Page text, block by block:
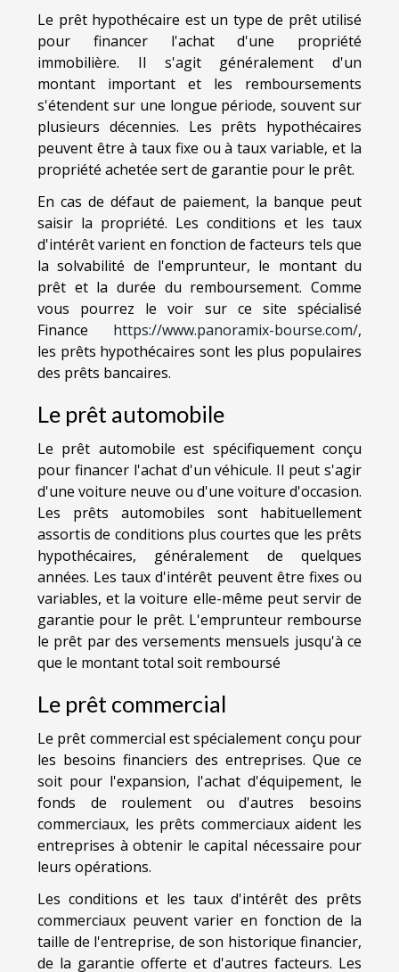
Le prêt hypothécaire est un type de prêt utilisé
pour financer l'achat d'une propriété
immobilière. Il s'agit généralement d'un
montant important et les remboursements
s'étendent sur une longue période, souvent sur
plusieurs décennies. Les prêts hypothécaires
peuvent être à taux fixe ou à taux variable, et la
propriété achetée sert de garantie pour le prêt.
En cas de défaut de paiement, la banque peut
saisir la propriété. Les conditions et les taux
d'intérêt varient en fonction de facteurs tels que
la solvabilité de l'emprunteur, le montant du
prêt et la durée du remboursement. Comme
vous pourrez le voir sur ce site spécialisé
Finance https://www.panoramix-bourse.com/,
les prêts hypothécaires sont les plus populaires
des prêts bancaires.
Le prêt automobile
Le prêt automobile est spécifiquement conçu
pour financer l'achat d'un véhicule. Il peut s'agir
d'une voiture neuve ou d'une voiture d'occasion.
Les prêts automobiles sont habituellement
assortis de conditions plus courtes que les prêts
hypothécaires, généralement de quelques
années. Les taux d'intérêt peuvent être fixes ou
variables, et la voiture elle-même peut servir de
garantie pour le prêt. L'emprunteur rembourse
le prêt par des versements mensuels jusqu'à ce
que le montant total soit remboursé
Le prêt commercial
Le prêt commercial est spécialement conçu pour
les besoins financiers des entreprises. Que ce
soit pour l'expansion, l'achat d'équipement, le
fonds de roulement ou d'autres besoins
commerciaux, les prêts commerciaux aident les
entreprises à obtenir le capital nécessaire pour
leurs opérations.
Les conditions et les taux d'intérêt des prêts
commerciaux peuvent varier en fonction de la
taille de l'entreprise, de son historique financier,
de la garantie offerte et d'autres facteurs. Les